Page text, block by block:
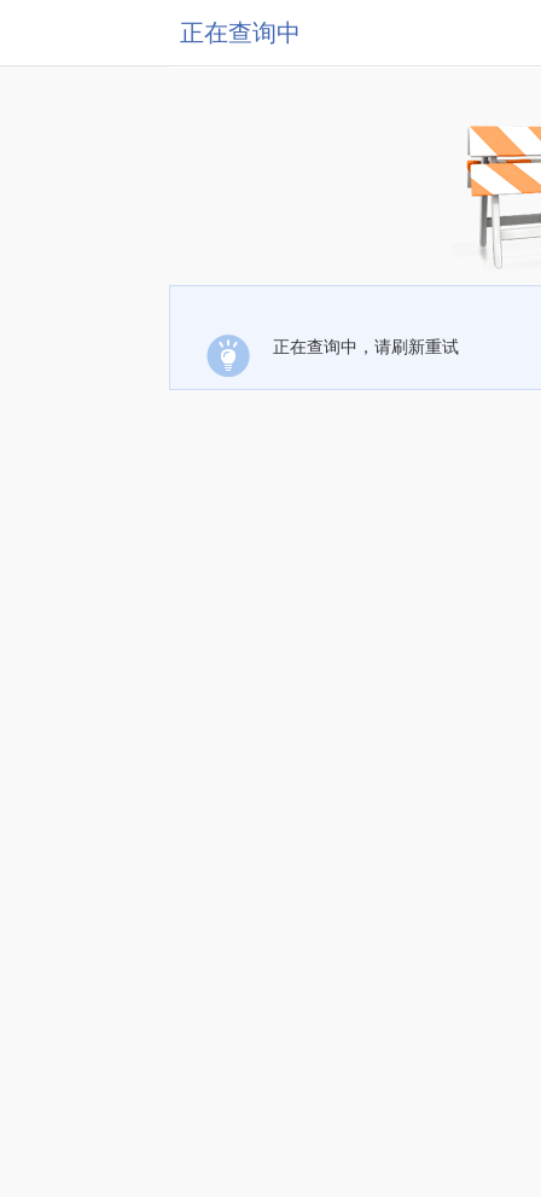
正在查询中
正在查询中，请刷新重试